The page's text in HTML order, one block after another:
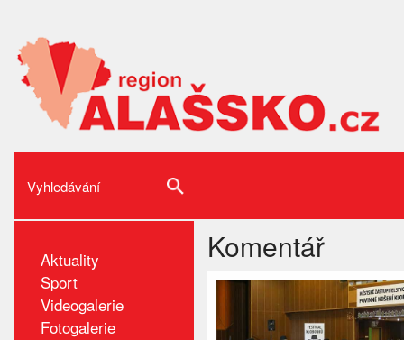
Aktuality
Sport
Videogalerie
Fotogalerie
Komentář